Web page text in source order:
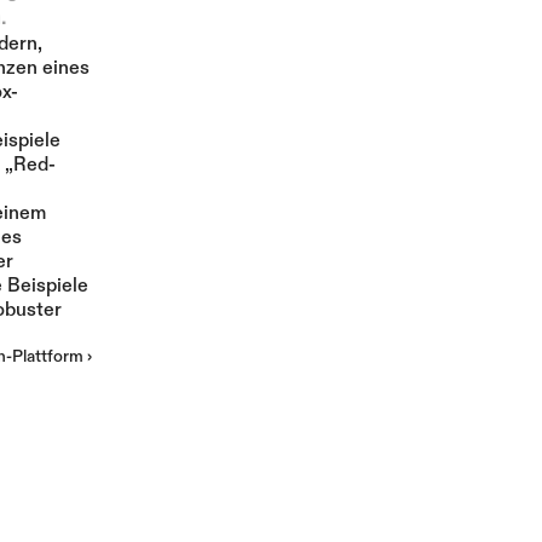
eines
Beispiele
Plattform ›